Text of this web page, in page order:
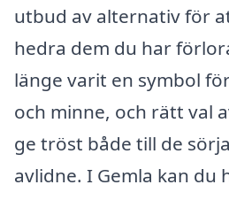
utbud av alternativ för
hedra dem du har
länge varit en symbol
och minne, och rätt val
ge tröst både till de
avlidne. I Gemla kan